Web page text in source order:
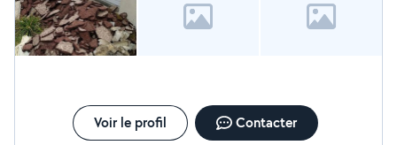
Voir le profil Contacter